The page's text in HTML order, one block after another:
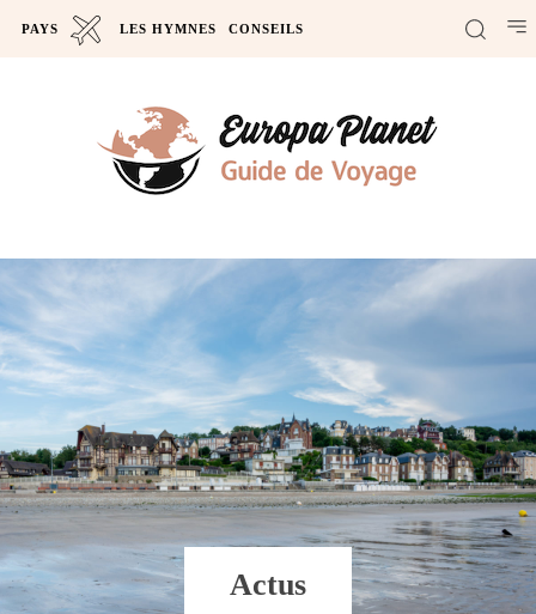
PAYS LES HYMNES CONSEILS
Actus